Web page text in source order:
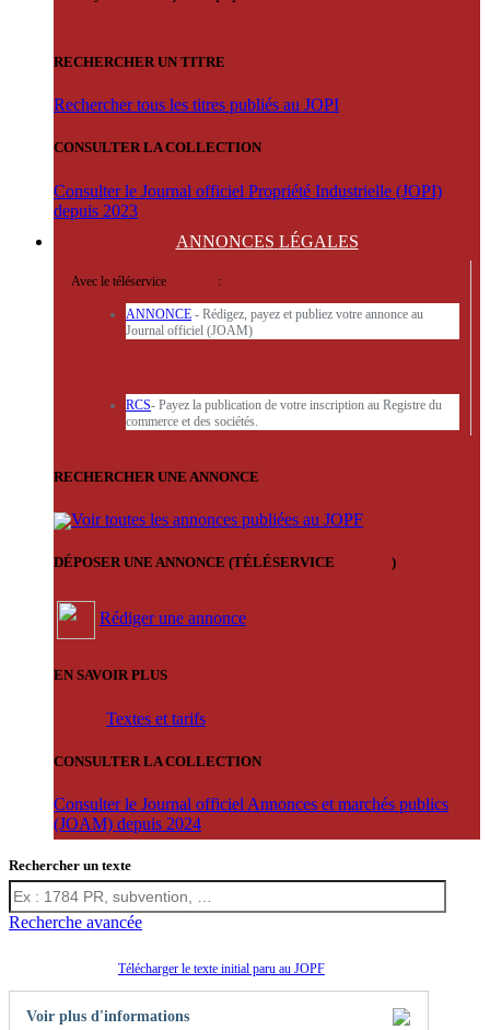
RECHERCHER UN TITRE
Rechercher tous les titres publiés au JOPI
CONSULTER LA COLLECTION
Consulter le Journal officiel Propriété Industrielle (JOPI)
depuis 2023
ANNONCES LÉGALES
Avec le téléservice :
ANNONCE - Rédigez, payez et publiez votre annonce au
Journal officiel (JOAM)
RCS- Payez la publication de votre inscription au Registre du
commerce et des sociétés.
RECHERCHER UNE ANNONCE
Voir toutes les annonces publiées au JOPF
DÉPOSER UNE ANNONCE (TÉLÉSERVICE )
Rédiger une annonce
EN SAVOIR PLUS
Textes et tarifs
CONSULTER LA COLLECTION
Consulter le Journal officiel Annonces et marchés publics
(JOAM) depuis 2024
Rechercher un texte
Recherche avancée
Télécharger le texte initial paru au JOPF
Voir plus d'informations